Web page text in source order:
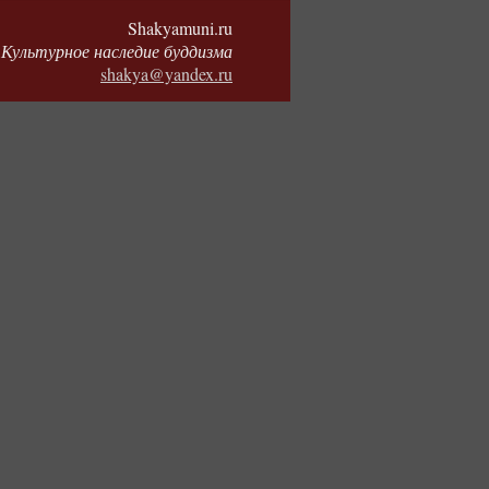
Shakyamuni.ru
Культурное наследие буддизма
shakya@yandex.ru